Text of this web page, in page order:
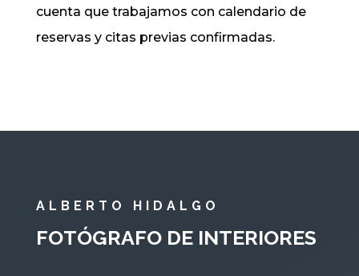
cuenta que trabajamos con calendario de
reservas y citas previas confirmadas.
ALBERTO HIDALGO
FOTÓGRAFO DE INTERIORES